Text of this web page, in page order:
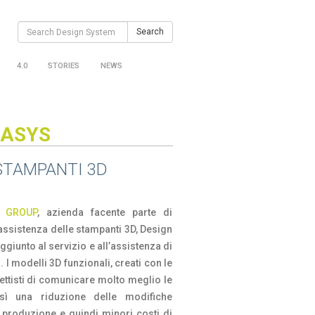
Search
for:
Search
4.0 STORIES NEWS
3D
, azienda facente parte di
delle stampanti 3D, Design
al servizio e all’assistenza di
modelli 3D funzionali, creati con le
di comunicare molto meglio le
una riduzione delle modifiche